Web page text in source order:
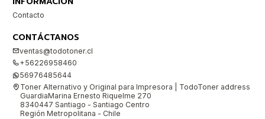
Contacto
CONTÁCTANOS
ventas@todotoner.cl
+56226958460
56976485644
Toner Alternativo y Original para Impresora | TodoToner address
GuardiaMarina Ernesto Riquelme 270
8340447 Santiago - Santiago Centro
Región Metropolitana - Chile